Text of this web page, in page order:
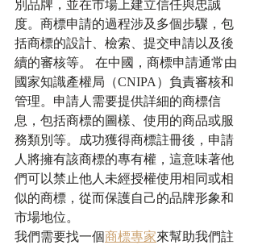
別品牌，並在市場上建立信任與忠誠
度。商標申請的過程涉及多個步驟，包
括商標的設計、檢索、提交申請以及後
續的審核等。 在中國，商標申請通常由
國家知識產權局（CNIPA）負責審核和
管理。申請人需要提供詳細的商標信
息，包括商標的圖樣、使用的商品或服
務類別等。成功獲得商標註冊後，申請
人將擁有該商標的專有權，這意味著他
們可以禁止他人未經授權使用相同或相
似的商標，從而保護自己的品牌形象和
市場地位。
我們需要找一個商標專家來幫助我們註